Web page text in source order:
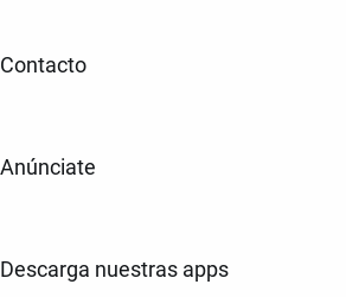
Contacto
Anúnciate
Descarga nuestras apps